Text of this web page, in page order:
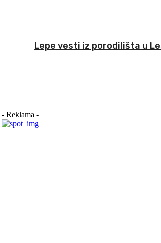
Lepe vesti iz porodilišta u
- Reklama -